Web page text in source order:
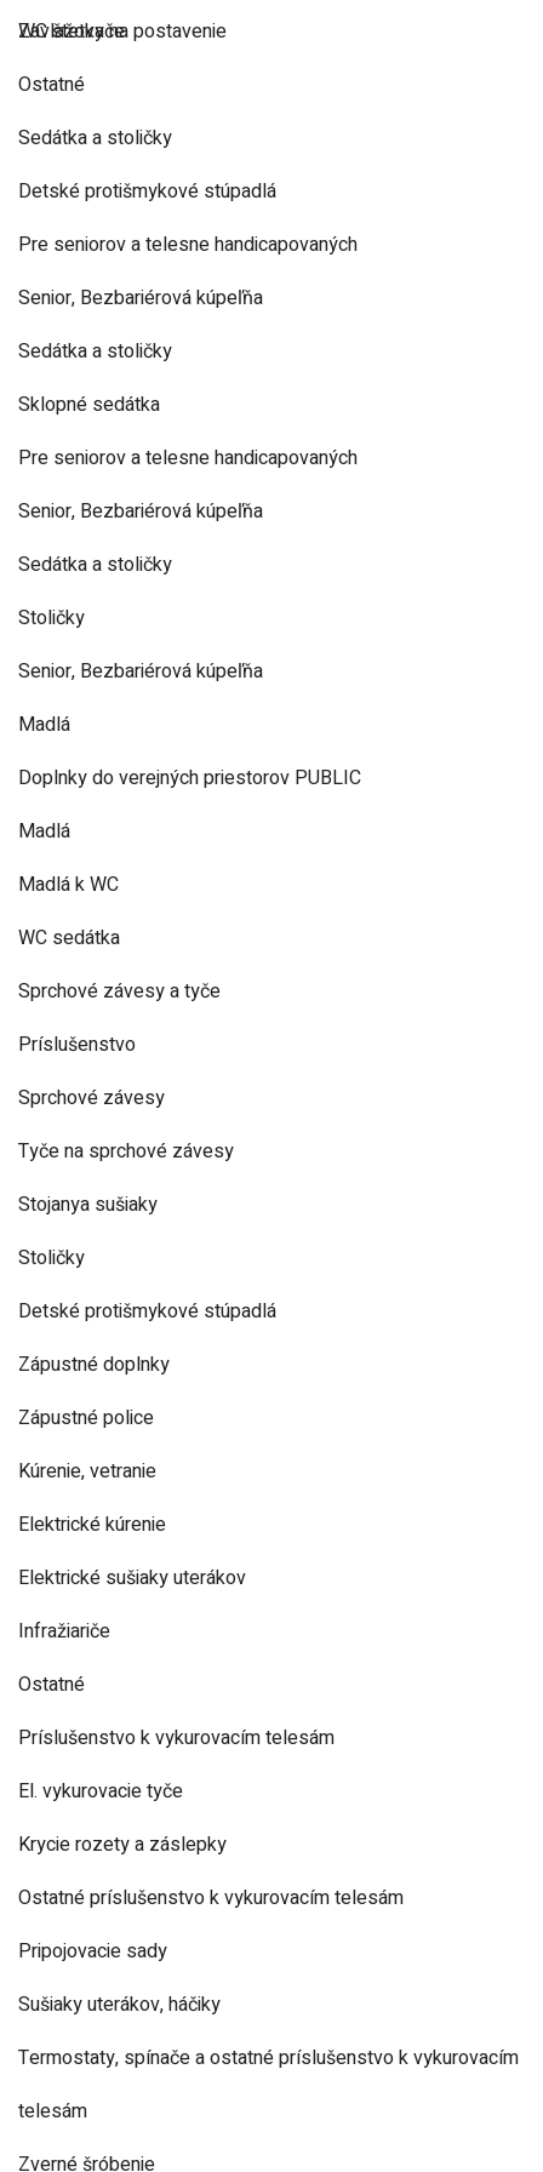
Zavlažovače
WC štetky na postavenie
Ostatné
Sedátka a stoličky
Detské protišmykové stúpadlá
Pre seniorov a telesne handicapovaných
Senior, Bezbariérová kúpeľňa
Sedátka a stoličky
Sklopné sedátka
Pre seniorov a telesne handicapovaných
Senior, Bezbariérová kúpeľňa
Sedátka a stoličky
Stoličky
Senior, Bezbariérová kúpeľňa
Madlá
Doplnky do verejných priestorov PUBLIC
Madlá
Madlá k WC
WC sedátka
Sprchové závesy a tyče
Príslušenstvo
Sprchové závesy
Tyče na sprchové závesy
Stojanya sušiaky
Stoličky
Detské protišmykové stúpadlá
Zápustné doplnky
Zápustné police
Kúrenie, vetranie
Elektrické kúrenie
Elektrické sušiaky uterákov
Infražiariče
Ostatné
Príslušenstvo k vykurovacím telesám
El. vykurovacie tyče
Krycie rozety a záslepky
Ostatné príslušenstvo k vykurovacím telesám
Pripojovacie sady
Sušiaky uterákov, háčiky
Termostaty, spínače a ostatné príslušenstvo k vykurovacím
telesám
Zverné šróbenie